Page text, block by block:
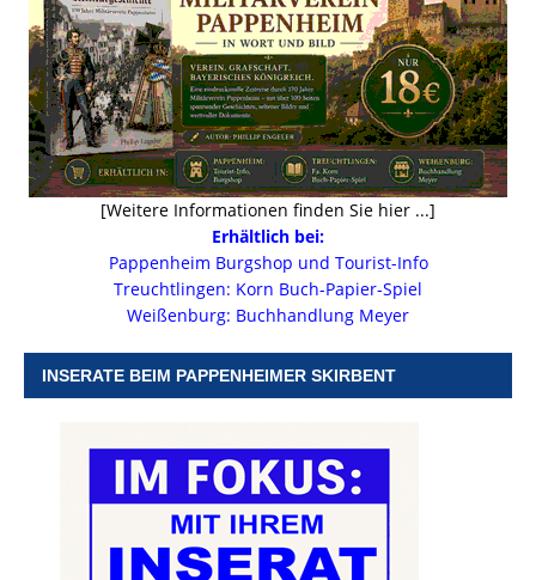
[Weitere Informationen finden Sie hier ...]
Erhältlich bei:
Pappenheim Burgshop und Tourist-Info
Treuchtlingen: Korn Buch-Papier-Spiel
Weißenburg: Buchhandlung Meyer
INSERATE BEIM PAPPENHEIMER SKIRBENT